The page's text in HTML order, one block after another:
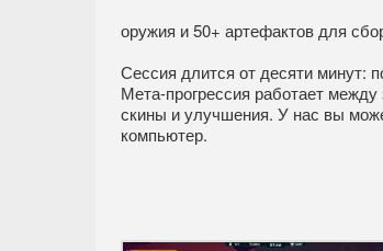
оружия и 50+ артефактов для
Сессия длится от десяти минут:
Мета-прогрессия работает
скины и улучшения. У нас вы
компьютер.